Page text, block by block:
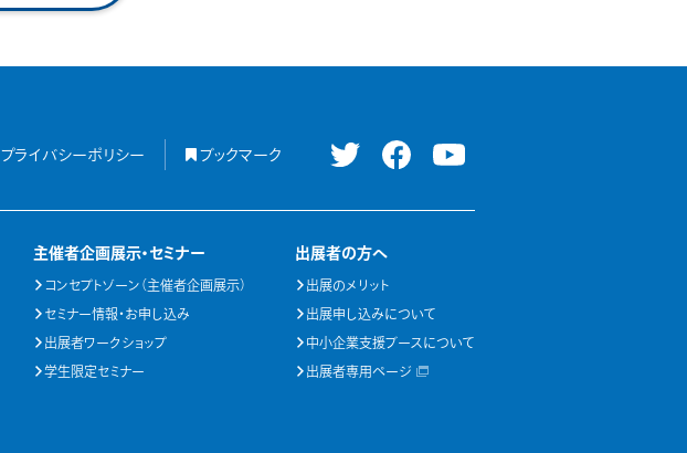
プライバシーポリシー ブックマーク
主催者企画展示・セミナー
コンセプトゾーン（主催者企画展示）
セミナー情報・お申し込み
出展者ワークショップ
学生限定セミナー
出展者の方へ
出展のメリット
出展申し込みについて
中小企業支援ブースについて
出展者専用ページ